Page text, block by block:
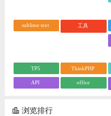
sublime text 工具
TP5 ThinkPHP
API office
浏览排行